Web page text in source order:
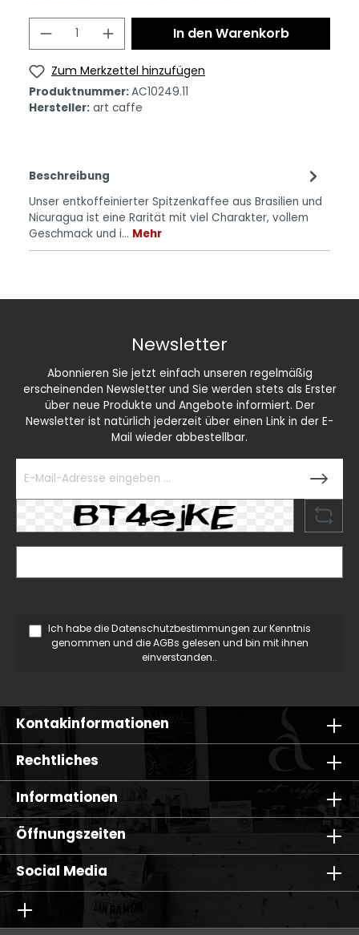
In den Warenkorb
Zum Merkzettel hinzufügen
Produktnummer:AC10249.11
Hersteller: art caffe
Beschreibung
Unser entkoffeinierter Spitzenkaffee aus Brasilien und
Nicuragua ist eine Rarität mit viel Charakter, vollem
Geschmack und i… Mehr
Newsletter
Abonnieren Sie jetzt einfach unseren regelmäßig
erscheinenden Newsletter und Sie werden stets als Erster
über neue Produkte und Angebote informiert. Der
Newsletter ist natürlich jederzeit über einen Link in der E-
Mail wieder abbestellbar.
Ich habe dieDatenschutzbestimmungen zur Kenntnis
genommen und dieAGBs gelesen und bin mit ihnen
einverstanden..
Kontakinformationen
Rechtliches
Informationen
Öffnungszeiten
Social Media